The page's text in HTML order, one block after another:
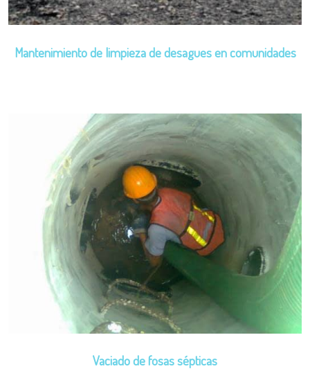
Mantenimiento de limpieza de desagues en comunidades
Vaciado de fosas sépticas